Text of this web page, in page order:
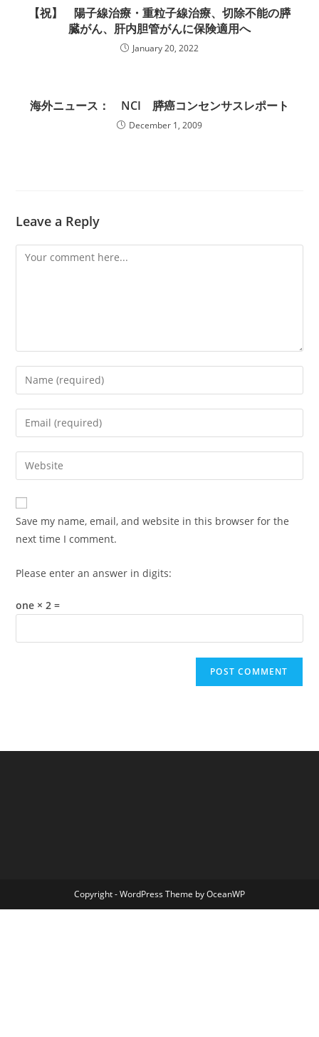
【祝】 陽子線治療・重粒子線治療、切除不能の膵
臓がん、肝内胆管がんに保険適用へ
January 20, 2022
海外ニュース： NCI 膵癌コンセンサスレポート
December 1, 2009
Leave a Reply
Comment
Enter
your
name
comment
Enter
your
email
address
comment
Enter
your
website
URL
(optional)
Save my name, email, and website in this browser for the
next time I comment.
Please enter an answer in digits:
one × 2 =
Copyright - WordPress Theme by OceanWP